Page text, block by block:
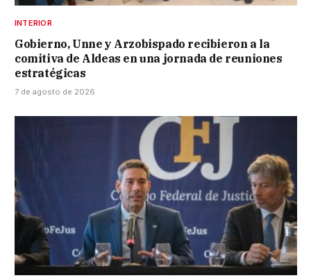
INTERIOR
Gobierno, Unne y Arzobispado recibieron a la
comitiva de Aldeas en una jornada de reuniones
estratégicas
7 de agosto de 2026